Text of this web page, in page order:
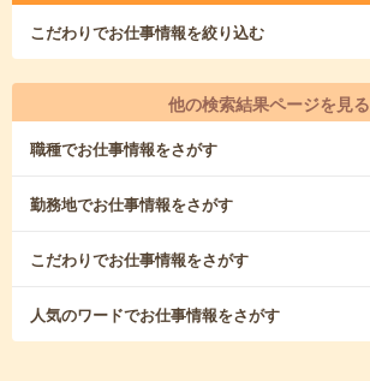
こだわりでお仕事情報を絞り込む
他の検索結果ページを見る
職種でお仕事情報をさがす
勤務地でお仕事情報をさがす
こだわりでお仕事情報をさがす
人気のワードでお仕事情報をさがす